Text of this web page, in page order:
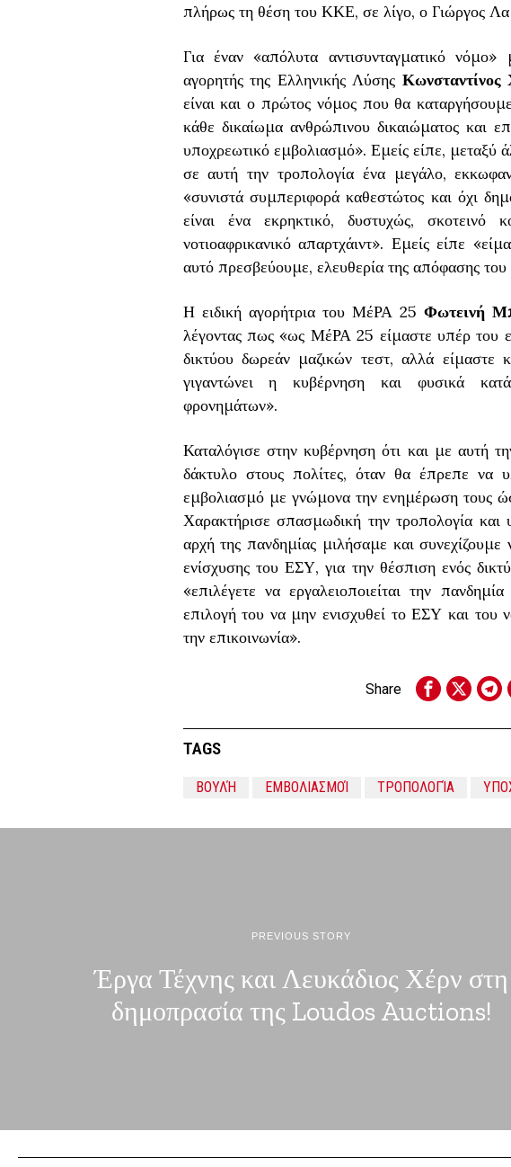
πλήρως τη θέση του ΚΚΕ, σε λίγο, ο Γιώργος
Για έναν «απόλυτα αντισυνταγματικό
αγορητής της Ελληνικής Λύσης Κωνσταντίνος
είναι και ο πρώτος νόμος που θα
κάθε δικαίωμα ανθρώπινου δικαιώματος και
υποχρεωτικό εμβολιασμό». Εμείς είπε,
σε αυτή την τροπολογία ένα μεγάλο,
«συνιστά συμπεριφορά καθεστώτος και όχι
είναι ένα εκρηκτικό, δυστυχώς,
νοτιοαφρικανικό απαρτχάιντ». Εμείς είπε
αυτό πρεσβεύουμε, ελευθερία της απόφασης
Η ειδική αγορήτρια του ΜέΡΑ 25 Φωτεινή
λέγοντας πως «ως ΜέΡΑ 25 είμαστε υπέρ του
δικτύου δωρεάν μαζικών τεστ, αλλά είμαστε
γιγαντώνει η κυβέρνηση και φυσικά
φρονημάτων».
Καταλόγισε στην κυβέρνηση ότι και με αυτή
δάκτυλο στους πολίτες, όταν θα έπρεπε να
εμβολιασμό με γνώμονα την ενημέρωση τους
Χαρακτήρισε σπασμωδική την τροπολογία
αρχή της πανδημίας μιλήσαμε και
ενίσχυσης του ΕΣΥ, για την θέσπιση ενός
«επιλέγετε να εργαλειοποιείται την
επιλογή του να μην ενισχυθεί το ΕΣΥ και του
την επικοινωνία».
Share
TAGS
ΒΟΥΛΉ ΕΜΒΟΛΙΑΣΜΟΊ ΤΡΟΠΟΛΟΓΊΑ
PREVIOUS STORY
Έργα Τέχνης και Λευκάδιος Χέρν στη
δημοπρασία της Loudos Auctions!